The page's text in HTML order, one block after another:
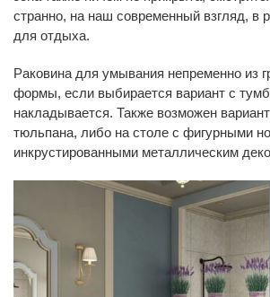
странно, на наш современный взгляд, в
для отдыха.
Раковина для умывания непременно из
формы, если выбирается вариант с
накладывается. Также возможен
тюльпана, либо на столе с фигурными
инкрустированными металлическим